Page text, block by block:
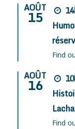
AOÛT
15
Find
AOÛT
16
Find